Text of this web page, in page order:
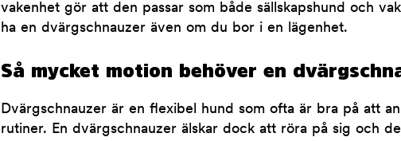
vakenhet gör att den passar som både sällskapshund och
ha en dvärgschnauzer även om du bor i en lägenhet.
Så mycket motion behöver en
Dvärgschnauzer är en flexibel hund som ofta är bra på att
rutiner. En dvärgschnauzer älskar dock att röra på sig och